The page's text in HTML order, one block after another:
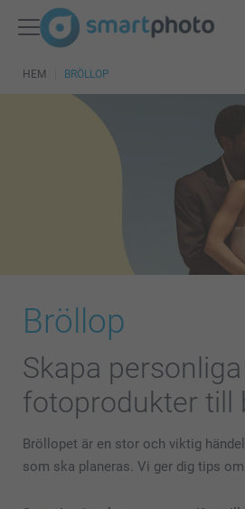
HEM BRÖLLOP
Bröllop
Skapa personliga
fotoprodukter till
Bröllopet är en stor och viktig
som ska planeras. Vi ger dig tips